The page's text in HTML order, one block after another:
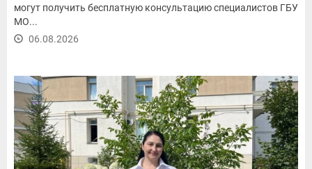
могут получить бесплатную консультацию специалистов ГБУ
МО...
06.08.2026